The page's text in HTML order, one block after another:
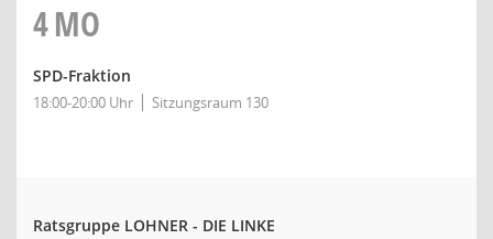
4MO
SPD-Fraktion
18:00-20:00 Uhr Sitzungsraum 130
Ratsgruppe LOHNER - DIE LINKE